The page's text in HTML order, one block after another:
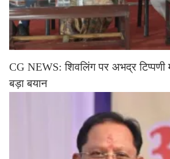
CG NEWS: शिवलिंग पर अभद्र
बड़ा बयान